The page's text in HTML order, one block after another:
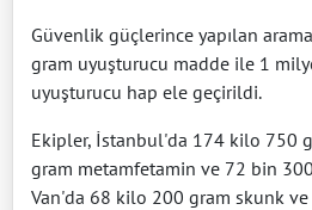
Güvenlik güçlerince yapılan
gram uyuşturucu madde ile 1
uyuşturucu hap ele geçirildi.
Ekipler, İstanbul'da 174 kilo 750
gram metamfetamin ve 72 bin
Van'da 68 kilo 200 gram skunk